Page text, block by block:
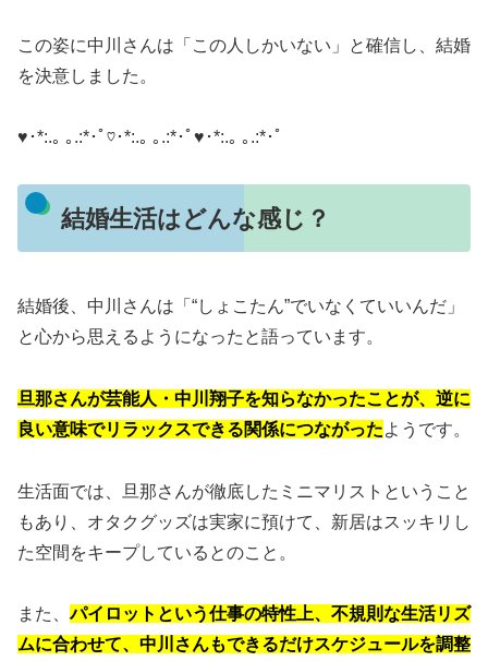
この姿に中川さんは「この人しかいない」と確信し、結婚
を決意しました。
♥･*:.｡ ｡.:*･ﾟ♡･*:.｡ ｡.:*･ﾟ♥･*:.｡ ｡.:*･ﾟ
結婚生活はどんな感じ？
結婚後、中川さんは「“しょこたん”でいなくていいんだ」
と心から思えるようになったと語っています。
旦那さんが芸能人・中川翔子を知らなかったことが、逆に
良い意味でリラックスできる関係につながったようです。
生活面では、旦那さんが徹底したミニマリストということ
もあり、オタクグッズは実家に預けて、新居はスッキリし
た空間をキープしているとのこと。
また、パイロットという仕事の特性上、不規則な生活リズ
ムに合わせて、中川さんもできるだけスケジュールを調整